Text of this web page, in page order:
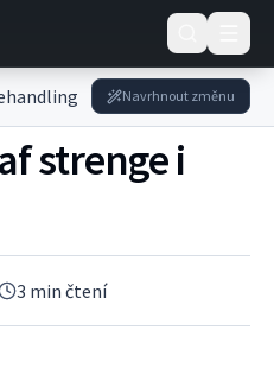
Behandling af
Navrhnout změnu
strenge i
3 min čtení